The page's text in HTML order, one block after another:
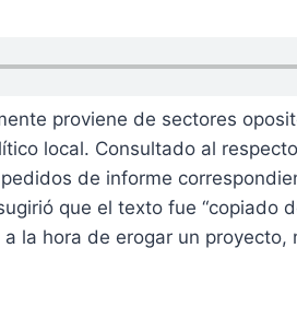
proviene de sectores
local. Consultado al
de informe
que el texto fue “copiado
la hora de erogar un